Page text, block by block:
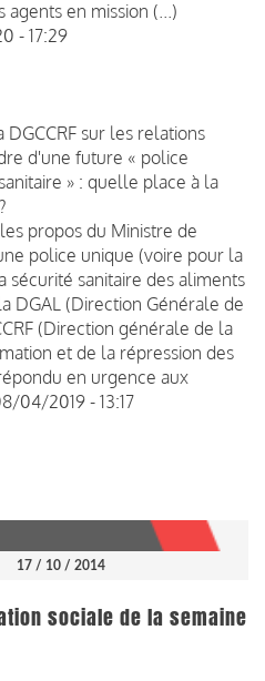
en mission (...)
- 17:29
sur les relations
d'une future « police
» : quelle place à la
propos du Ministre de
police unique (voire pour la
sécurité sanitaire des aliments
DGAL (Direction Générale de
(Direction générale de la
et de la répression des
en urgence aux
04/2019 - 13:17
17 / 10 / 2014
sociale de la semaine